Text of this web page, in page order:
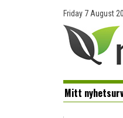
Friday 7 August
Mitt